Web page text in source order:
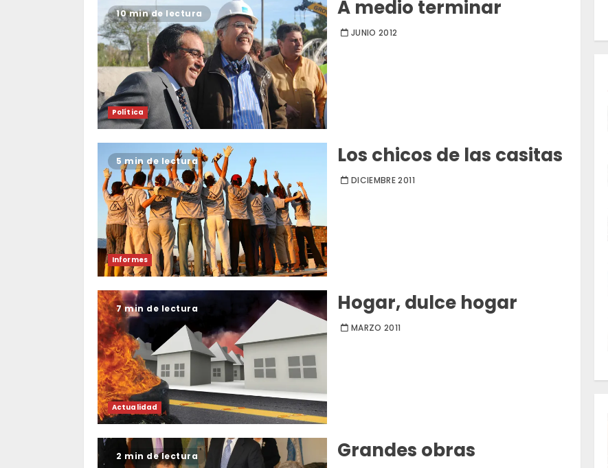
10 min de lectura
Política
A medio terminar
JUNIO 2012
5 min de lectura
Informes
Los chicos de las casitas
DICIEMBRE 2011
7 min de lectura
Actualidad
Hogar, dulce hogar
MARZO 2011
2 min de lectura Grandes obras